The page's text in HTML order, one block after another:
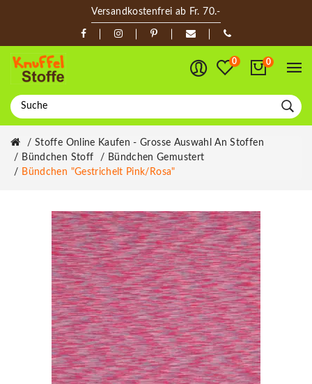
Versandkostenfrei ab Fr. 70.-
0 0
Stoffe Online Kaufen - Grosse Auswahl An Stoffen
Bündchen Stoff
Bündchen Gemustert
Bündchen "Gestrichelt Pink/rosa"